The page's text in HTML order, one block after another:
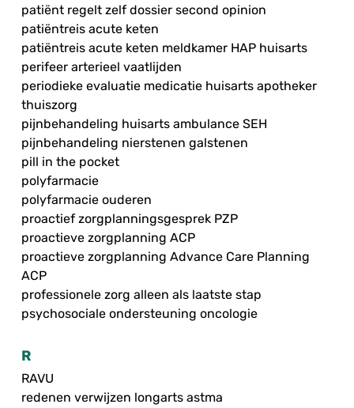
patiënt regelt zelf dossier second opinion
patiëntreis acute keten
patiëntreis acute keten meldkamer HAP huisarts
perifeer arterieel vaatlijden
periodieke evaluatie medicatie huisarts apotheker
thuiszorg
pijnbehandeling huisarts ambulance SEH
pijnbehandeling nierstenen galstenen
pill in the pocket
polyfarmacie
polyfarmacie ouderen
proactief zorgplanningsgesprek PZP
proactieve zorgplanning ACP
proactieve zorgplanning Advance Care Planning
ACP
professionele zorg alleen als laatste stap
psychosociale ondersteuning oncologie
R
RAVU
redenen verwijzen longarts astma